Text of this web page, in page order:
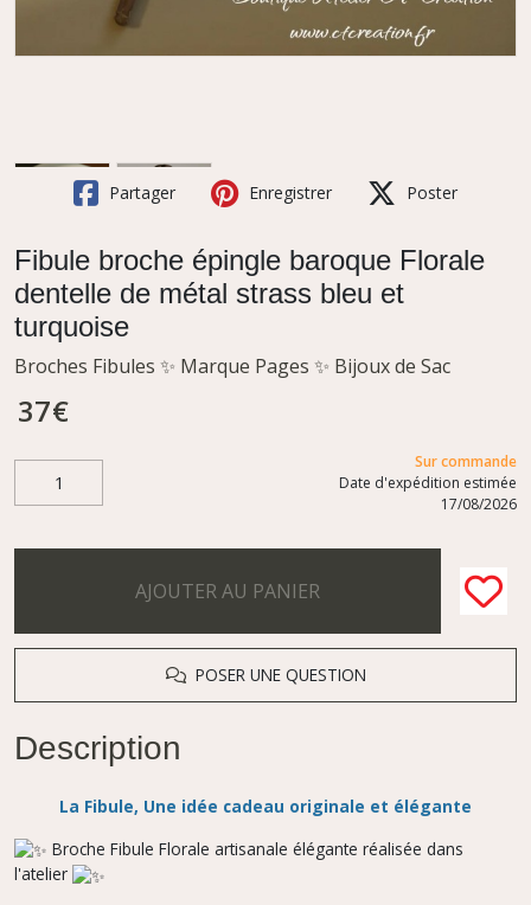
Partager Enregistrer Poster
Fibule broche épingle baroque Florale
dentelle de métal strass bleu et
turquoise
Broches Fibules ✨ Marque Pages ✨ Bijoux de Sac
37€
Sur commande
Date d'expédition estimée
17/08/2026
AJOUTER AU PANIER
POSER UNE QUESTION
Description
La Fibule, Une idée cadeau originale et élégante
Broche Fibule Florale artisanale élégante réalisée dans
l'atelier